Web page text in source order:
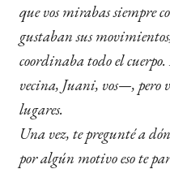
que vos mirabas siempre
gustaban sus
coordinaba todo el
vecina, Juani, vos—, pero
lugares.
Una vez, te pregunté a
por algún motivo eso te